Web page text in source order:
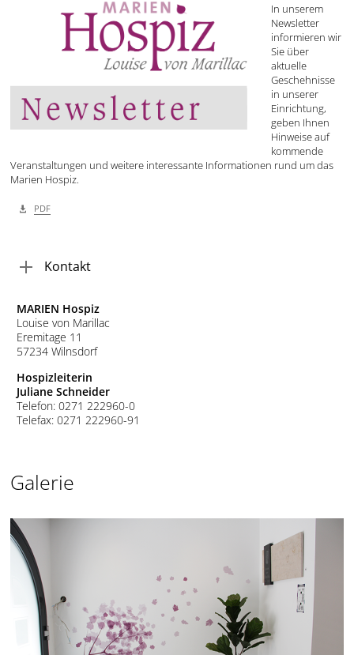
In unserem
Newsletter
informieren wir
Sie über
aktuelle
Geschehnisse
in unserer
Einrichtung,
geben Ihnen
Hinweise auf
kommende
Veranstaltungen und weitere interessante Informationen rund um das
Marien Hospiz.
PDF
Kontakt
MARIEN Hospiz
Louise von Marillac
Eremitage 11
57234 Wilnsdorf
Hospizleiterin
Juliane Schneider
Telefon: 0271 222960-0
Telefax: 0271 222960-91
Galerie